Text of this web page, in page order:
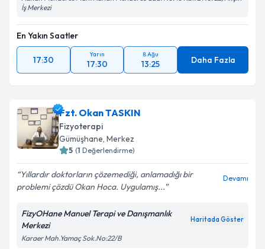
İş Merkezi
En Yakın Saatler
17:30
Yarın
17:30
8 Ağu
13:25 Daha Fazla
Fzt. Okan TASKIN
Fizyoterapi
Gümüşhane, Merkez
5 (1 Değerlendirme)
Yıllardır doktorların çözemediği, anlamadığı bir
problemi çözdü Okan Hoca. Uygulamış...
Devamı
FizyOHane Manuel Terapi ve Danışmanlık
Merkezi
Haritada Göster
Karaer Mah.Yamaç Sok.No:22/B